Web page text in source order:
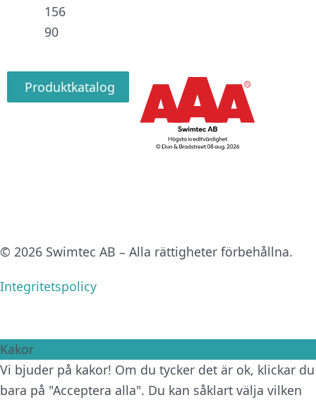
156
90
Produktkatalog
© 2026 Swimtec AB – Alla rättigheter förbehållna.
Integritetspolicy
Kakor
Vi bjuder på kakor! Om du tycker det är ok, klickar du
bara på "Acceptera alla". Du kan såklart välja vilken